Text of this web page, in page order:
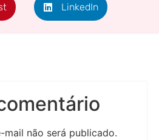
LinkedIn
mail não será publicado.